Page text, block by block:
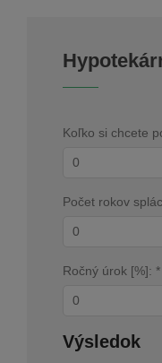
Koľko si chcete
Počet rokov
Ročný úrok [%]: *
Výsledok